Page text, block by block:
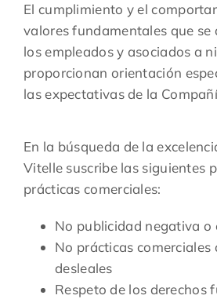
El cumplimiento y el
valores fundamentales que se
los empleados y asociados a
proporcionan orientación
las expectativas de la
En la búsqueda de la
Vitelle suscribe las siguientes
prácticas comerciales:
No publicidad negativa o
No prácticas comerciales
desleales
Respeto de los derechos